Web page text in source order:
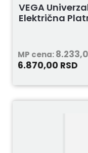
VEGA
Električna
MP cena:
6.870,00 RSD